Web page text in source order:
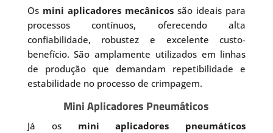
Os mini aplicadores mecânicos são ideais para
processos contínuos, oferecendo alta
confiabilidade, robustez e excelente custo-
benefício. São amplamente utilizados em linhas
de produção que demandam repetibilidade e
estabilidade no processo de crimpagem.
Mini Aplicadores Pneumáticos
Já os mini aplicadores pneumáticos